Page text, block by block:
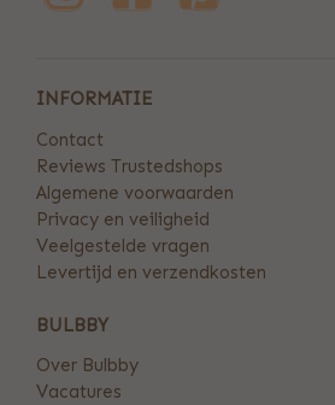
INFORMATIE
Contact
Reviews Trustedshops
Algemene voorwaarden
Privacy en veiligheid
Veelgestelde vragen
Levertijd en verzendkosten
BULBBY
Over Bulbby
Vacatures